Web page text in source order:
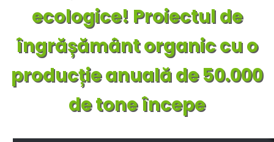
ecologice! Proiectul de
îngrășământ organic cu o
producție anuală de 50.000
de tone începe